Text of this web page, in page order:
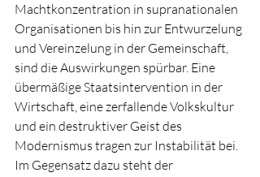
Machtkonzentration in supranationalen
Organisationen bis hin zur Entwurzelung
und Vereinzelung in der Gemeinschaft,
sind die Auswirkungen spürbar. Eine
übermäßige Staatsintervention in der
Wirtschaft, eine zerfallende Volkskultur
und ein destruktiver Geist des
Modernismus tragen zur Instabilität bei.
Im Gegensatz dazu steht der